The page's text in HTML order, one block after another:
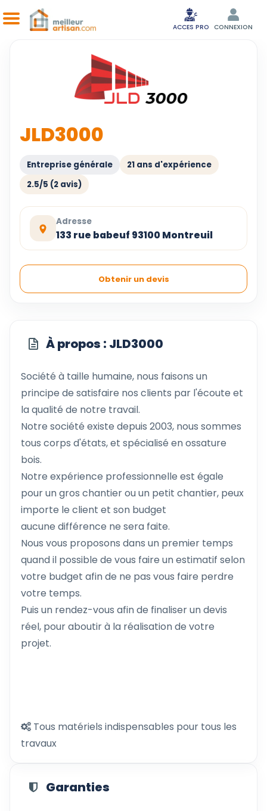
ACCES PRO CONNEXION
JLD3000
Entreprise générale
21 ans d'expérience
2.5/5 (2 avis)
Adresse
133 rue babeuf 93100 Montreuil
Obtenir un devis
À propos : JLD3000
Société à taille humaine, nous faisons un
principe de satisfaire nos clients par l'écoute et
la qualité de notre travail.
Notre société existe depuis 2003, nous sommes
tous corps d'états, et spécialisé en ossature
bois.
Notre expérience professionnelle est égale
pour un gros chantier ou un petit chantier, peux
importe le client et son budget
aucune différence ne sera faite.
Nous vous proposons dans un premier temps
quand il possible de vous faire un estimatif selon
votre budget afin de ne pas vous faire perdre
votre temps.
Puis un rendez-vous afin de finaliser un devis
réel, pour aboutir à la réalisation de votre
projet.
Tous matériels indispensables pour tous les
travaux
Garanties